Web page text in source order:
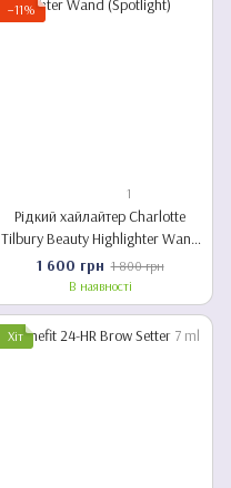
−11%
1
Рідкий хайлайтер Charlotte
Tilbury Beauty Highlighter Wand
(Spotlight) 12 ml
1 600 грн 1 800 грн
В наявності
Хіт